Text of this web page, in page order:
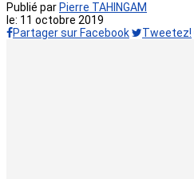
Publié par Pierre TAHINGAM
le: 11 octobre 2019
Partager sur Facebook
Tweetez!